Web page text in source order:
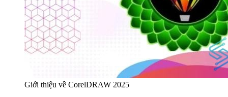
Giới thiệu về CorelDRAW 2025